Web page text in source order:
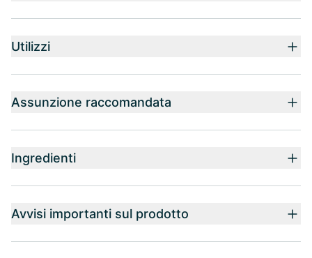
Utilizzi
Assunzione raccomandata
Ingredienti
Avvisi importanti sul prodotto